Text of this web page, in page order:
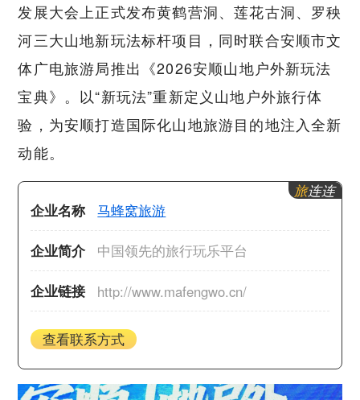
发展大会上正式发布黄鹤营洞、莲花古洞、罗秧
河三大山地新玩法标杆项目，同时联合安顺市文
体广电旅游局推出《2026安顺山地户外新玩法
宝典》。以“新玩法”重新定义山地户外旅行体
验，为安顺打造国际化山地旅游目的地注入全新
动能。
旅连连
企业名称
马蜂窝旅游
企业简介 中国领先的旅行玩乐平台
企业链接 http://www.mafengwo.cn/
查看联系方式